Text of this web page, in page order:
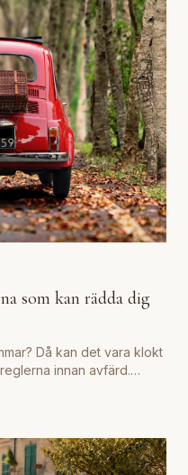
som kan rädda dig
Då kan det vara klokt
innan avfärd.